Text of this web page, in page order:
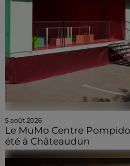
5 août 2026
Le MuMo Centre
été à Châteaudun